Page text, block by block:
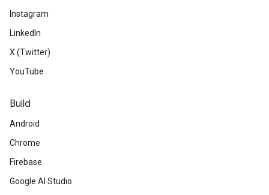
Instagram
LinkedIn
X (Twitter)
YouTube
Build
Android
Chrome
Firebase
Google AI Studio